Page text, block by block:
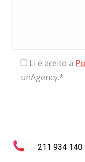
211 934 140
Li e aceito a
unAgency.*